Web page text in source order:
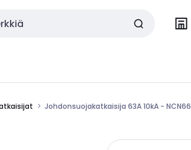
Johdonsuojakatkaisija 63A 10kA -